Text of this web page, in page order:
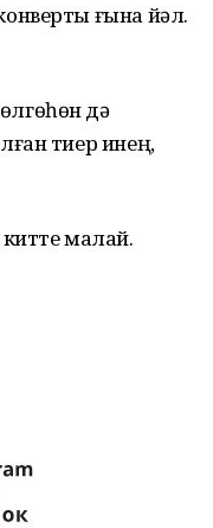
ғына йәл.
дә
тиер инең,
малай.